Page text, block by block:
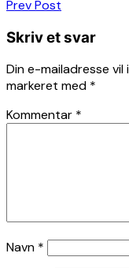
Prev Post
Skriv et svar
Din e-mailadresse vil
markeret med *
Kommentar *
Navn *